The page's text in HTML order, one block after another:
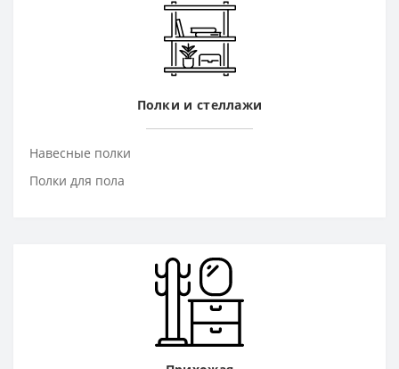
Полки и стеллажи
Навесные полки
Полки для пола